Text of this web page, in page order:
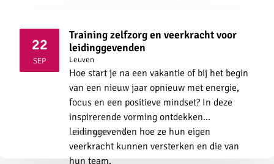
22
SEP2026
Training zelfzorg en veerkracht voor
leidinggevenden
Leuven
Hoe start je na een vakantie of bij het begin
van een nieuw jaar opnieuw met energie,
focus en een positieve mindset? In deze
inspirerende vorming ontdekken
leidinggevenden hoe ze hun eigen
veerkracht kunnen versterken en die van
hun team.
Lees meer